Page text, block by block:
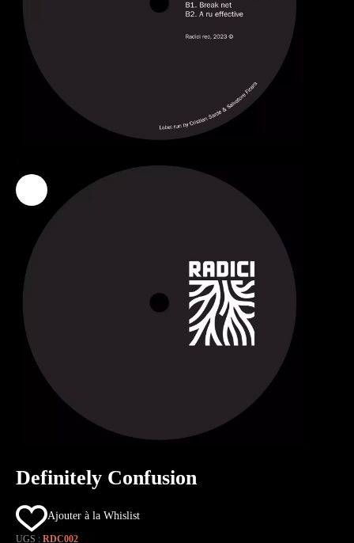
Definitely Confusion
Ajouter à la Whislist
UGS : RDC002